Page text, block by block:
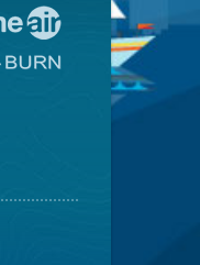
Trang
Không
(Không